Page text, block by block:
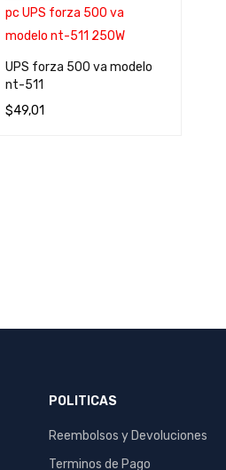
UPS forza 500 va modelo
nt-511
$49,01
POLITICAS
Reembolsos y Devoluciones
Terminos de Pago